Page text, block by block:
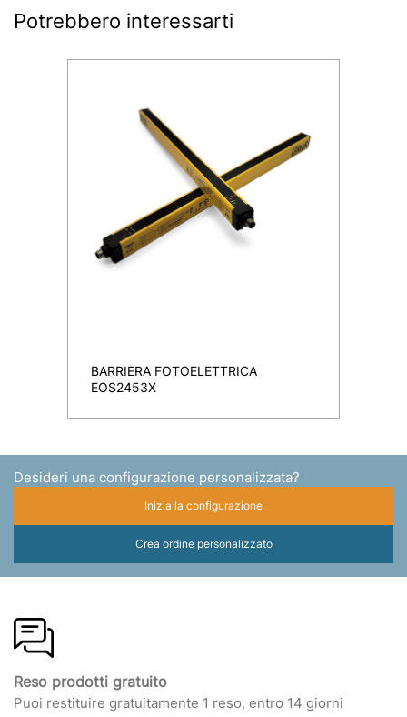
Potrebbero interessarti
BARRIERA FOTOELETTRICA
EOS2453X
Desideri una configurazione personalizzata?
Inizia la configurazione
Crea ordine personalizzato
Reso prodotti gratuito
Puoi restituire gratuitamente 1 reso, entro 14 giorni